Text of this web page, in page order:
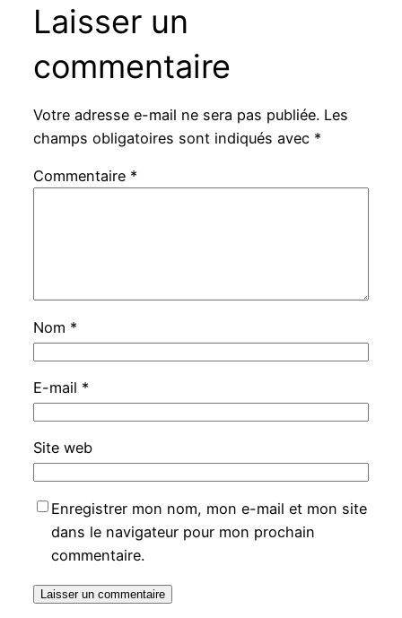
Laisser un
commentaire
Votre adresse e-mail ne sera pas publiée. Les
champs obligatoires sont indiqués avec *
Commentaire *
Nom *
E-mail *
Site web
Enregistrer mon nom, mon e-mail et mon site
dans le navigateur pour mon prochain
commentaire.